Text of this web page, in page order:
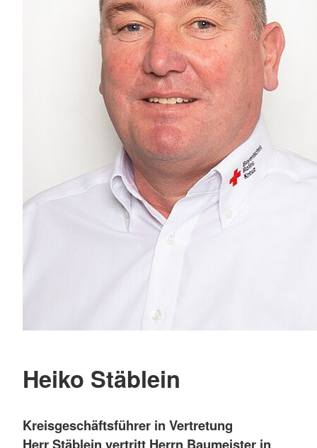
Heiko Stäblein
Kreisgeschäftsführer in Vertretung
Herr Stäblein vertritt Herrn Baumeister in